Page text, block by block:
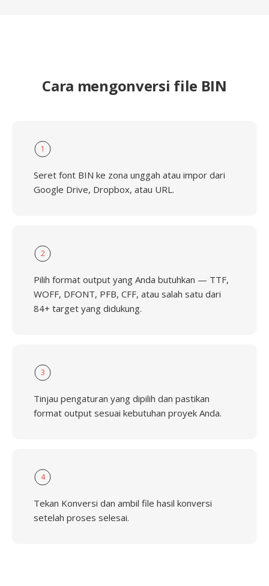
Cara mengonversi file BIN
1
Seret font BIN ke zona unggah atau impor dari
Google Drive, Dropbox, atau URL.
2
Pilih format output yang Anda butuhkan — TTF,
WOFF, DFONT, PFB, CFF, atau salah satu dari
84+ target yang didukung.
3
Tinjau pengaturan yang dipilih dan pastikan
format output sesuai kebutuhan proyek Anda.
4
Tekan Konversi dan ambil file hasil konversi
setelah proses selesai.